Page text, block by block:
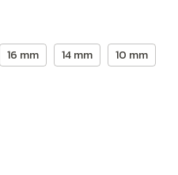
16 mm 14 mm 10 mm